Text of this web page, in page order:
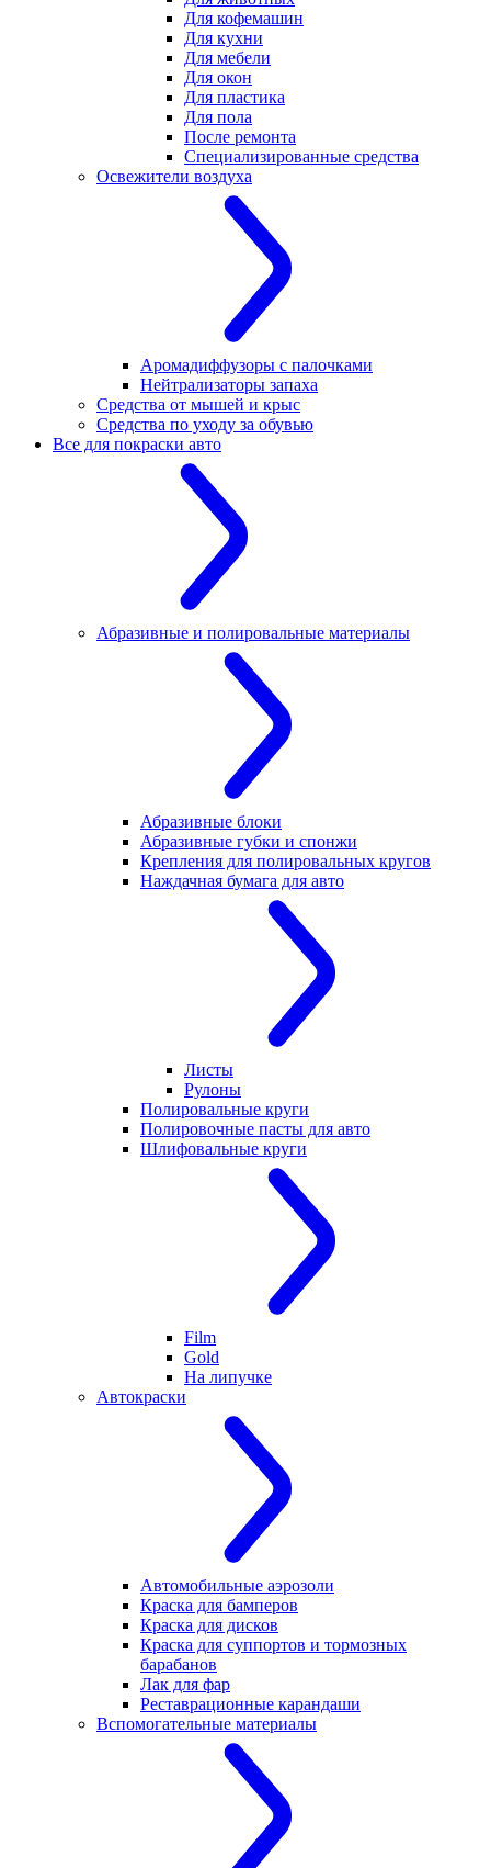
Для кофемашин
Для кухни
Для мебели
Для окон
Для пластика
Для пола
После ремонта
Специализированные средства
Освежители воздуха
Аромадиффузоры с палочками
Нейтрализаторы запаха
Средства от мышей и крыс
Средства по уходу за обувью
Все для покраски авто
Абразивные и полировальные материалы
Абразивные блоки
Абразивные губки и спонжи
Крепления для полировальных кругов
Наждачная бумага для авто
Листы
Рулоны
Полировальные круги
Полировочные пасты для авто
Шлифовальные круги
Film
Gold
На липучке
Автокраски
Автомобильные аэрозоли
Краска для бамперов
Краска для дисков
Краска для суппортов и тормозных
барабанов
Лак для фар
Реставрационные карандаши
Вспомогательные материалы